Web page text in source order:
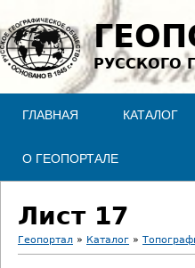
Jump
РУССКОГО
ГЛАВНАЯ КАТАЛОГ
О ГЕОПОРТАЛЕ
Лист 17
Геопортал » Каталог »